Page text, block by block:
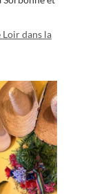
Loir dans la